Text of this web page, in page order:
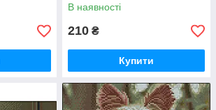
В наявності
210 ₴
Купити